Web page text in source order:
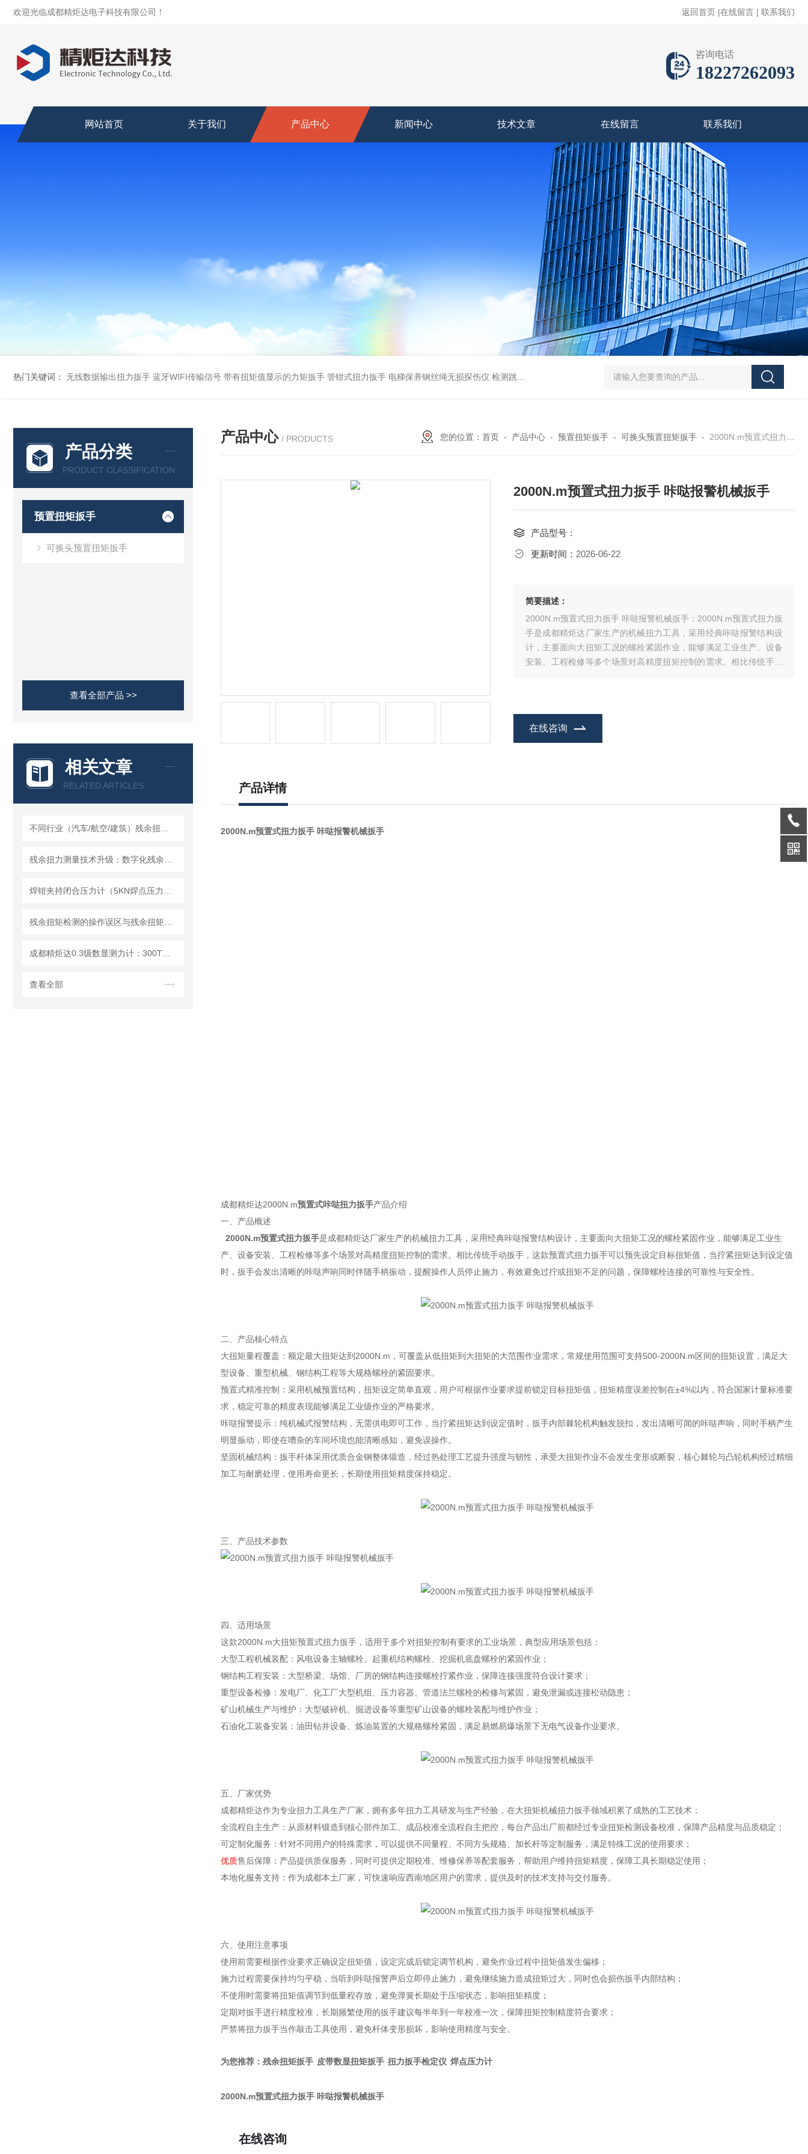
欢迎光临成都精炬达电子科技有限公司！ 返回首页 |在线留言 | 联系我们
咨询电话
18227262093
网站首页 关于我们 产品中心 新闻中心 技术文章 在线留言 联系我们
热门关键词： 无线数据输出扭力扳手 蓝牙WIFI传输信号 带有扭矩值显示的力矩扳手 管钳式扭力扳手 电梯保养钢丝绳无损探伤仪 检测跳丝/断丝 5-300N.m的扭矩扳手检定仪 机械扳手校准仪 JDSF100KN电子式拉
产品分类
PRODUCT CLASSIFICATION
预置扭矩扳手
可换头预置扭矩扳手
查看全部产品 >>
相关文章
RELATED ARTICLES
查看全部
产品中心 / PRODUCTS 您的位置： 首页- 产品中心- 预置扭矩扳手- 可换头预置扭矩扳手- 2000N.m预置式扭力扳手 咔哒报警机械扳手
2000N.m预置式扭力扳手 咔哒报警机械扳手
产品型号：
更新时间： 2026-06-22
简要描述：
2000N.m预置式扭力扳手 咔哒报警机械扳手：2000N.m预置式扭力扳
手是成都精炬达厂家生产的机械扭力工具，采用经典咔哒报警结构设
计，主要面向大扭矩工况的螺栓紧固作业，能够满足工业生产、设备
安装、工程检修等多个场景对高精度扭矩控制的需求。相比传统手动
在线咨询
产品详情
2000N.m预置式扭力扳手 咔哒报警机械扳手
成都精炬达2000N.m预置式咔哒扭力扳手产品介绍
一、产品概述
2000N.m预置式扭力扳手是成都精炬达厂家生产的机械扭力工具，采用经典咔哒报警结构设计，主要面向大扭矩工况的螺栓紧固作业，能够满足工业生
产、设备安装、工程检修等多个场景对高精度扭矩控制的需求。相比传统手动扳手，这款预置式扭力扳手可以预先设定目标扭矩值，当拧紧扭矩达到设定值
时，扳手会发出清晰的咔哒声响同时伴随手柄振动，提醒操作人员停止施力，有效避免过拧或扭矩不足的问题，保障螺栓连接的可靠性与安全性。
二、产品核心特点
大扭矩量程覆盖：额定最大扭矩达到2000N.m，可覆盖从低扭矩到大扭矩的大范围作业需求，常规使用范围可支持500-2000N.m区间的扭矩设置，满足大
型设备、重型机械、钢结构工程等大规格螺栓的紧固要求。
预置式精准控制：采用机械预置结构，扭矩设定简单直观，用户可根据作业要求提前锁定目标扭矩值，扭矩精度误差控制在±4%以内，符合国家计量标准要
求，稳定可靠的精度表现能够满足工业级作业的严格要求。
咔哒报警提示：纯机械式报警结构，无需供电即可工作，当拧紧扭矩达到设定值时，扳手内部棘轮机构触发脱扣，发出清晰可闻的咔哒声响，同时手柄产生
明显振动，即使在嘈杂的车间环境也能清晰感知，避免误操作。
坚固机械结构：扳手杆体采用优质合金钢整体锻造，经过热处理工艺提升强度与韧性，承受大扭矩作业不会发生变形或断裂，核心棘轮与凸轮机构经过精细
加工与耐磨处理，使用寿命更长，长期使用扭矩精度保持稳定。
三、产品技术参数
四、适用场景
这款2000N.m大扭矩预置式扭力扳手，适用于多个对扭矩控制有要求的工业场景，典型应用场景包括：
大型工程机械装配：风电设备主轴螺栓、起重机结构螺栓、挖掘机底盘螺栓的紧固作业；
钢结构工程安装：大型桥梁、场馆、厂房的钢结构连接螺栓拧紧作业，保障连接强度符合设计要求；
重型设备检修：发电厂、化工厂大型机组、压力容器、管道法兰螺栓的检修与紧固，避免泄漏或连接松动隐患；
矿山机械生产与维护：大型破碎机、掘进设备等重型矿山设备的螺栓装配与维护作业；
石油化工装备安装：油田钻井设备、炼油装置的大规格螺栓紧固，满足易燃易爆场景下无电气设备作业要求。
五、厂家优势
成都精炬达作为专业扭力工具生产厂家，拥有多年扭力工具研发与生产经验，在大扭矩机械扭力扳手领域积累了成熟的工艺技术：
全流程自主生产：从原材料锻造到核心部件加工、成品校准全流程自主把控，每台产品出厂前都经过专业扭矩检测设备校准，保障产品精度与品质稳定；
可定制化服务：针对不同用户的特殊需求，可以提供不同量程、不同方头规格、加长杆等定制服务，满足特殊工况的使用要求；
优质售后保障：产品提供质保服务，同时可提供定期校准、维修保养等配套服务，帮助用户维持扭矩精度，保障工具长期稳定使用；
本地化服务支持：作为成都本土厂家，可快速响应西南地区用户的需求，提供及时的技术支持与交付服务。
六、使用注意事项
使用前需要根据作业要求正确设定扭矩值，设定完成后锁定调节机构，避免作业过程中扭矩值发生偏移；
施力过程需要保持均匀平稳，当听到咔哒报警声后立即停止施力，避免继续施力造成扭矩过大，同时也会损伤扳手内部结构；
不使用时需要将扭矩值调节到低量程存放，避免弹簧长期处于压缩状态，影响扭矩精度；
定期对扳手进行精度校准，长期频繁使用的扳手建议每半年到一年校准一次，保障扭矩控制精度符合要求；
严禁将扭力扳手当作敲击工具使用，避免杆体变形损坏，影响使用精度与安全。
为您推荐：残余扭矩扳手 皮带数显扭矩扳手 扭力扳手检定仪 焊点压力计
2000N.m预置式扭力扳手 咔哒报警机械扳手
在线咨询